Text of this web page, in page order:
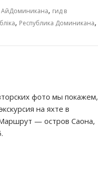
АйДоминикана, гид в
, Республика Доминикана,
фото мы покажем,
на яхте в
— остров Саона,